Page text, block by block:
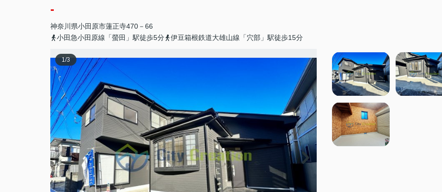
-
神奈川県小田原市蓮正寺470－66
小田急小田原線「螢田」駅徒歩5分
伊豆箱根鉄道大雄山線「穴部」駅徒歩15分
1/3